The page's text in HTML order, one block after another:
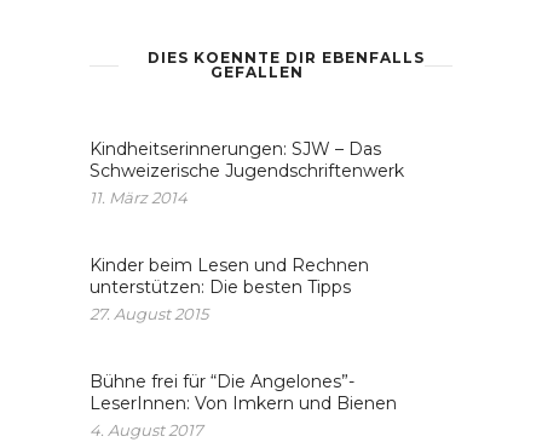
DIES KOENNTE DIR EBENFALLS
GEFALLEN
Kindheitserinnerungen: SJW – Das
Schweizerische Jugendschriftenwerk
11. März 2014
Kinder beim Lesen und Rechnen
unterstützen: Die besten Tipps
27. August 2015
Bühne frei für “Die Angelones”-
LeserInnen: Von Imkern und Bienen
4. August 2017